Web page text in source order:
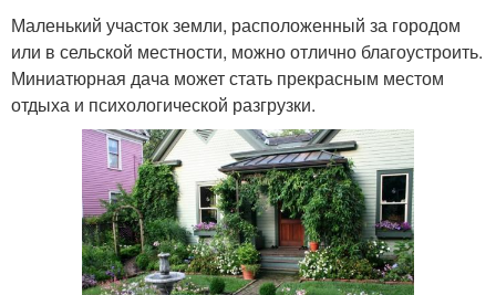
Маленький участок земли, расположенный за городом
или в сельской местности, можно отлично благоустроить.
Миниатюрная дача может стать прекрасным местом
отдыха и психологической разгрузки.